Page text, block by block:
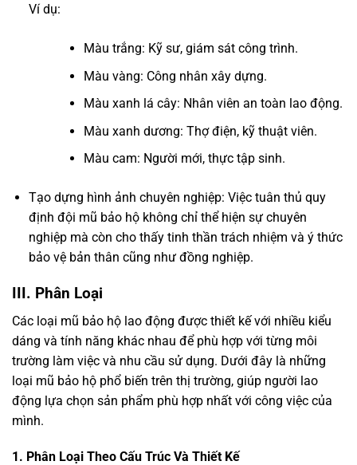
Ví dụ:
Màu trắng: Kỹ sư, giám sát công trình.
Màu vàng: Công nhân xây dựng.
Màu xanh lá cây: Nhân viên an toàn lao động.
Màu xanh dương: Thợ điện, kỹ thuật viên.
Màu cam: Người mới, thực tập sinh.
Tạo dựng hình ảnh chuyên nghiệp: Việc tuân thủ quy
định đội mũ bảo hộ không chỉ thể hiện sự chuyên
nghiệp mà còn cho thấy tinh thần trách nhiệm và ý thức
bảo vệ bản thân cũng như đồng nghiệp.
III. Phân Loại
Các loại mũ bảo hộ lao động được thiết kế với nhiều kiểu
dáng và tính năng khác nhau để phù hợp với từng môi
trường làm việc và nhu cầu sử dụng. Dưới đây là những
loại mũ bảo hộ phổ biến trên thị trường, giúp người lao
động lựa chọn sản phẩm phù hợp nhất với công việc của
mình.
1. Phân Loại Theo Cấu Trúc Và Thiết Kế